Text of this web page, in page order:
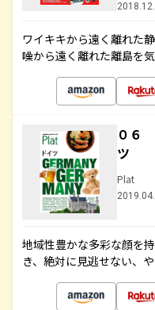
ワイキキから遠く離れた
噪から遠く離れた離島を
０６
ツ
Plat
地域性豊かな多彩な顔を
き、絶対に見逃せない、